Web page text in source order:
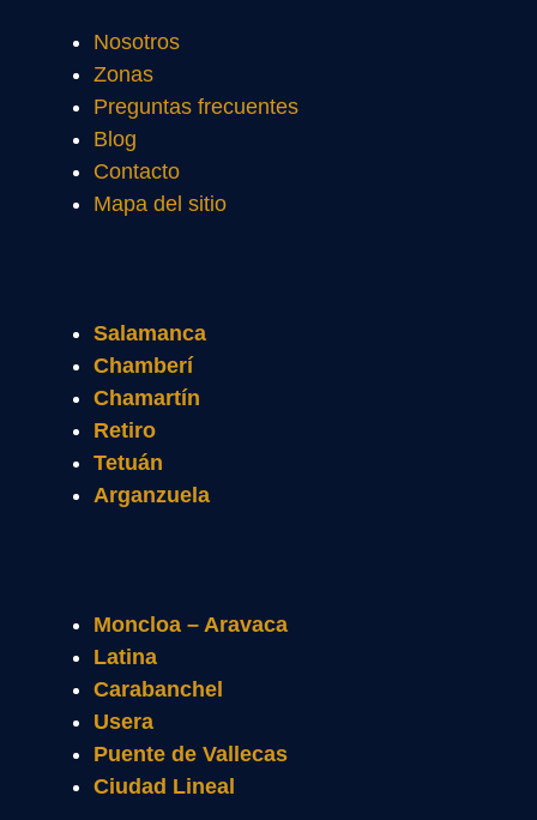
Nosotros
Zonas
Preguntas frecuentes
Blog
Contacto
Mapa del sitio
Salamanca
Chamberí
Chamartín
Retiro
Tetuán
Arganzuela
Moncloa – Aravaca
Latina
Carabanchel
Usera
Puente de Vallecas
Ciudad Lineal